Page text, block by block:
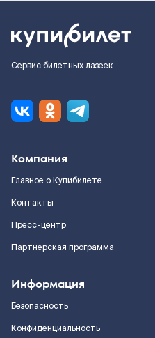
Сервис билетных лазеек
Компания
Главное о Купибилете
Контакты
Пресс-центр
Партнерская программа
Информация
Безопасность
Конфиденциальность